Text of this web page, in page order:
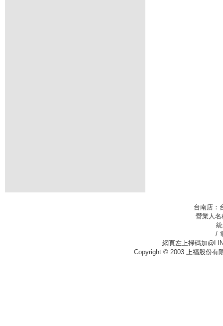
台南店：
營業人
/
網頁左上掃碼加
Copyright © 2003 上福股份有